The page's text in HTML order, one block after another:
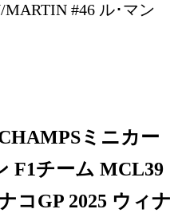
MARTIN #46 ル･マン
ミニカー
F1チーム MCL39
コGP 2025 ウィナ